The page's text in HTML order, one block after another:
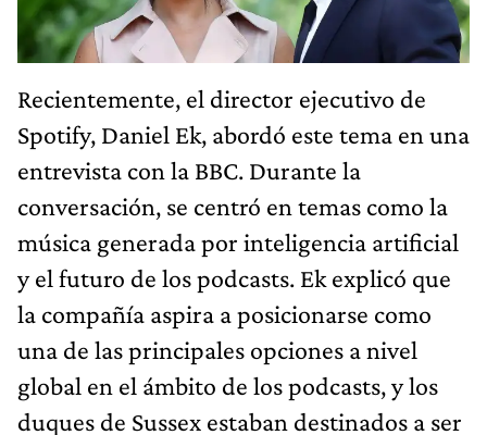
Recientemente, el director ejecutivo de
Spotify, Daniel Ek, abordó este tema en una
entrevista con la BBC. Durante la
conversación, se centró en temas como la
música generada por inteligencia artificial
y el futuro de los podcasts. Ek explicó que
la compañía aspira a posicionarse como
una de las principales opciones a nivel
global en el ámbito de los podcasts, y los
duques de Sussex estaban destinados a ser